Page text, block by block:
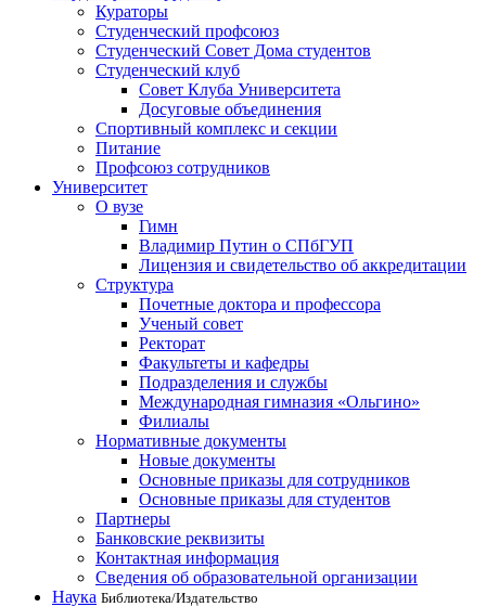
Кураторы
Студенческий профсоюз
Студенческий Совет Дома студентов
Студенческий клуб
Совет Клуба Университета
Досуговые объединения
Спортивный комплекс и секции
Питание
Профсоюз сотрудников
Университет
О вузе
Гимн
Владимир Путин о СПбГУП
Лицензия и свидетельство об аккредитации
Структура
Почетные доктора и профессора
Ученый совет
Ректорат
Факультеты и кафедры
Подразделения и службы
Международная гимназия «Ольгино»
Филиалы
Нормативные документы
Новые документы
Основные приказы для сотрудников
Основные приказы для студентов
Партнеры
Банковские реквизиты
Контактная информация
Сведения об образовательной организации
Наука Библиотека/Издательство